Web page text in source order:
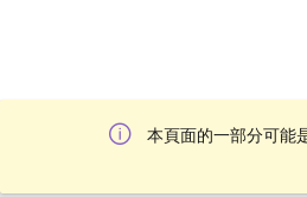
本頁面的一部分可能